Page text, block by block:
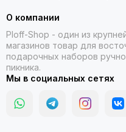
О компании
Ploff-Shop - один из
магазинов товар для
подарочных наборов
пикника.
Мы в социальных сетях